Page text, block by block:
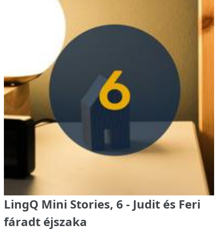
LingQ Mini Stories, 6 - Judit és Feri
fáradt éjszaka